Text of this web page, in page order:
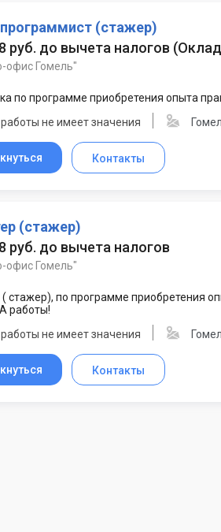
(стажер)
руб. до вычета налогов (
офис Гомель"
по программе приобретения опыта
не имеет значения
Контакты
(стажер)
руб. до вычета налогов
офис Гомель"
( стажер), по программе приобретения
работы!
не имеет значения
Контакты